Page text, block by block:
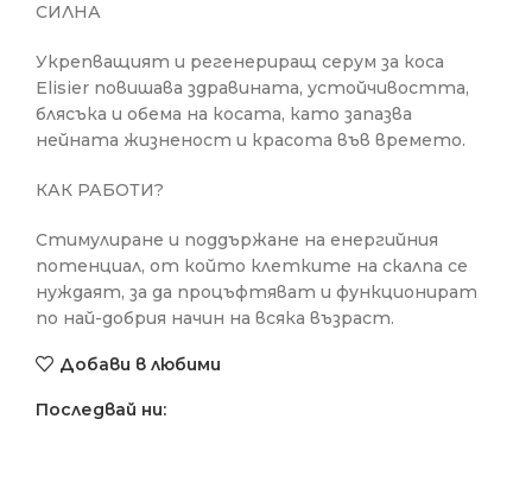
СИЛНА
Укрепващият и регенериращ серум за коса
Elisier повишава здравината, устойчивостта,
блясъка и обема на косата, като запазва
нейната жизненост и красота във времето.
КАК РАБОТИ?
Стимулиране и поддържане на енергийния
потенциал, от който клетките на скалпа се
нуждаят, за да процъфтяват и функционират
по най-добрия начин на всяка възраст.
Добави в любими
Последвай ни: